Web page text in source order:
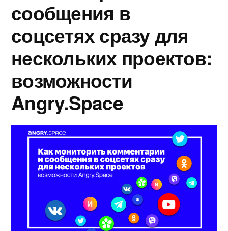
сообщения в
соцсетях сразу для
нескольких проектов:
возможности
Angry.Space